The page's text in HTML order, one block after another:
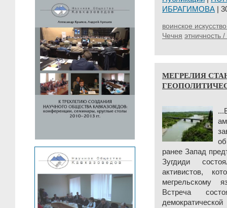
ИБРАГИМОВА |
воинское
Чечня этничность
МЕГРЕЛИЯ
ранее Запад
Зугдиди
активистов,
мегрельскому
Встреча